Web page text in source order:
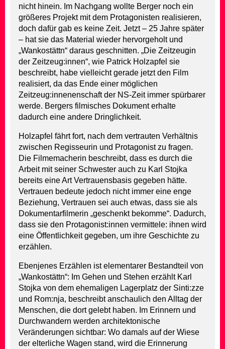
nicht hinein. Im Nachgang wollte Berger noch ein
größeres Projekt mit dem Protagonisten realisieren,
doch dafür gab es keine Zeit. Jetzt – 25 Jahre später
– hat sie das Material wieder hervorgeholt und
„Wankostättn“ daraus geschnitten. „Die Zeitzeugin
der Zeitzeug:innen“, wie Patrick Holzapfel sie
beschreibt, habe vielleicht gerade jetzt den Film
realisiert, da das Ende einer möglichen
Zeitzeug:innenenschaft der NS-Zeit immer spürbarer
werde. Bergers filmisches Dokument erhalte
dadurch eine andere Dringlichkeit.
Holzapfel fährt fort, nach dem vertrauten Verhältnis
zwischen Regisseurin und Protagonist zu fragen.
Die Filmemacherin beschreibt, dass es durch die
Arbeit mit seiner Schwester auch zu Karl Stojka
bereits eine Art Vertrauensbasis gegeben hätte.
Vertrauen bedeute jedoch nicht immer eine enge
Beziehung, Vertrauen sei auch etwas, dass sie als
Dokumentarfilmerin „geschenkt bekomme“. Dadurch,
dass sie den Protagonist:innen vermittele: ihnen wird
eine Öffentlichkeit gegeben, um ihre Geschichte zu
erzählen.
Ebenjenes Erzählen ist elementarer Bestandteil von
„Wankostättn“: Im Gehen und Stehen erzählt Karl
Stojka von dem ehemaligen Lagerplatz der Sinti:zze
und Rom:nja, beschreibt anschaulich den Alltag der
Menschen, die dort gelebt haben. Im Erinnern und
Durchwandern werden architektonische
Veränderungen sichtbar: Wo damals auf der Wiese
der elterliche Wagen stand, wird die Erinnerung